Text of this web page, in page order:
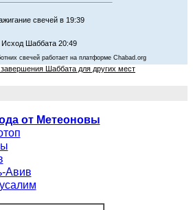
свечей в 19:39
Исход Шаббата 20:49
свечей работает на платформе Chabad.org
Шаббата для других мест
от Метеоновы
Авив